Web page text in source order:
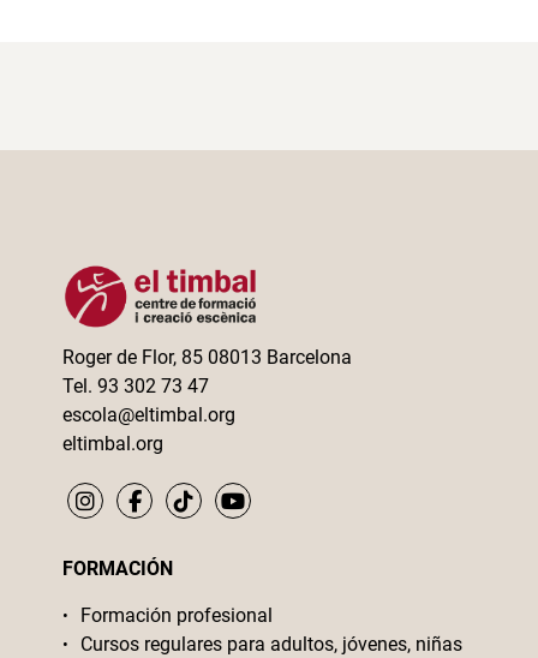
Roger de Flor, 85 08013 Barcelona
Tel. 93 302 73 47
escola@eltimbal.org
eltimbal.org
FORMACIÓN
Formación profesional
Cursos regulares para adultos, jóvenes, niñas